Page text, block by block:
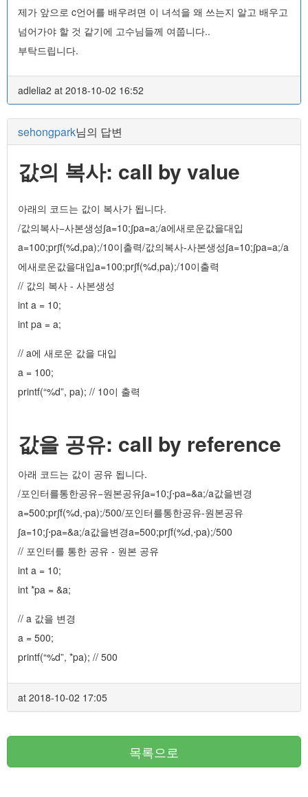
제가 앞으로 c언어를 배우려면 이 녀석을 왜 쓰는지 알고 배우고
넘어가야 할 것 같기에 고수님들께 여쭙니다..
부탁드립니다.
adlelia2 at 2018-10-02 16:52
sehongpark님의 답변
값의 복사: call by value
아래의 코드는 값이 복사가 됩니다.
/값의복사−사본생성∫a=10;∫pa=a;/a에새로운값을대입
a=100;pr∫f(%d,pa);/10이출력/값의복사-사본생성∫a=10;∫pa=a;/a
에새로운값을대입a=100;pr∫f(%d,pa);/10이출력
// 값의 복사 - 사본생성
int a = 10;
int pa = a;
// a에 새로운 값을 대입
a = 100;
printf(“%d”, pa); // 10이 출력
값을 공유: call by reference
아래 코드는 값이 공유 됩니다.
/포인터를통한공유−원본공유∫a=10;∫⋅pa=&a;/a값을변경
a=500;pr∫f(%d,⋅pa);/500/포인터를통한공유-원본공유
∫a=10;∫⋅pa=&a;/a값을변경a=500;pr∫f(%d,⋅pa);/500
// 포인터를 통한 공유 - 원본 공유
int a = 10;
int *pa = &a;
// a 값을 변경
a = 500;
printf(“%d”, *pa); // 500
at 2018-10-02 17:05
목록으로